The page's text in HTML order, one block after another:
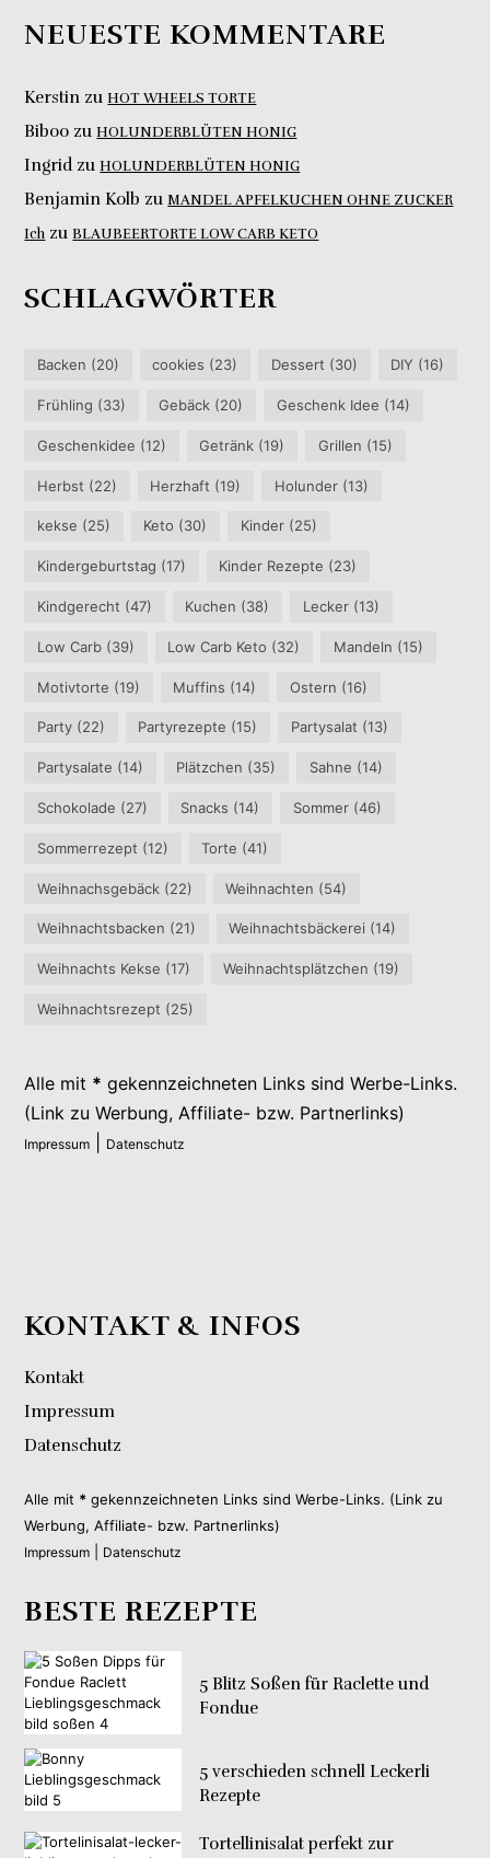
NEUESTE KOMMENTARE
Kerstin zuHOT WHEELS TORTE
Biboo zuHOLUNDERBLÜTEN HONIG
IngridzuHOLUNDERBLÜTEN HONIG
Benjamin Kolb zuMANDEL APFELKUCHEN OHNE ZUCKER
Ich zuBLAUBEERTORTE LOW CARB KETO
SCHLAGWÖRTER
Backen (20) cookies (23) Dessert (30) DIY (16)
Frühling (33) Gebäck (20) Geschenk Idee (14)
Geschenkidee (12) Getränk (19) Grillen (15)
Herbst (22) Herzhaft (19) Holunder(13)
kekse (25) Keto (30) Kinder(25)
Kindergeburtstag (17) Kinder Rezepte (23)
Kindgerecht (47) Kuchen (38) Lecker(13)
Low Carb (39) Low Carb Keto (32) Mandeln (15)
Motivtorte (19) Muffins (14) Ostern (16)
Party (22) Partyrezepte (15) Partysalat (13)
Partysalate (14) Plätzchen (35) Sahne (14)
Schokolade (27) Snacks (14) Sommer(46)
Sommerrezept (12) Torte (41)
Weihnachsgebäck (22) Weihnachten (54)
Weihnachtsbacken (21) Weihnachtsbäckerei (14)
Weihnachts Kekse (17) Weihnachtsplätzchen (19)
Weihnachtsrezept (25)
Alle mit * gekennzeichneten Links sind Werbe-Links.
(Link zu Werbung, Affiliate- bzw. Partnerlinks)
Impressum Datenschutz
KONTAKT & INFOS
Kontakt
Impressum
Datenschutz
Alle mit * gekennzeichneten Links sind Werbe-Links. (Link zu
Werbung, Affiliate- bzw. Partnerlinks)
Impressum Datenschutz
BESTE REZEPTE
5 Blitz Soßen für Raclette und
Fondue
5 verschieden schnell Leckerli
Rezepte
Tortellinisalat perfekt zur